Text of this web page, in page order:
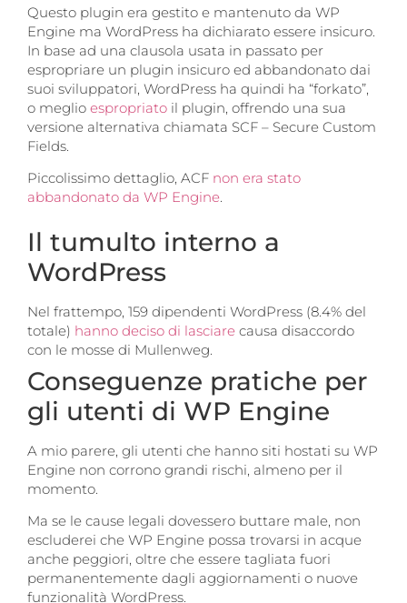
Questo plugin era gestito e mantenuto da WP
Engine ma WordPress ha dichiarato essere insicuro.
In base ad una clausola usata in passato per
espropriare un plugin insicuro ed abbandonato dai
suoi sviluppatori, WordPress ha quindi ha “forkato”,
o meglio espropriato il plugin, offrendo una sua
versione alternativa chiamata SCF – Secure Custom
Fields.
Piccolissimo dettaglio, ACF non era stato
abbandonato da WP Engine.
Il tumulto interno a
WordPress
Nel frattempo, 159 dipendenti WordPress (8.4% del
totale) hanno deciso di lasciare causa disaccordo
con le mosse di Mullenweg.
Conseguenze pratiche per
gli utenti di WP Engine
A mio parere, gli utenti che hanno siti hostati su WP
Engine non corrono grandi rischi, almeno per il
momento.
Ma se le cause legali dovessero buttare male, non
escluderei che WP Engine possa trovarsi in acque
anche peggiori, oltre che essere tagliata fuori
permanentemente dagli aggiornamenti o nuove
funzionalità WordPress.